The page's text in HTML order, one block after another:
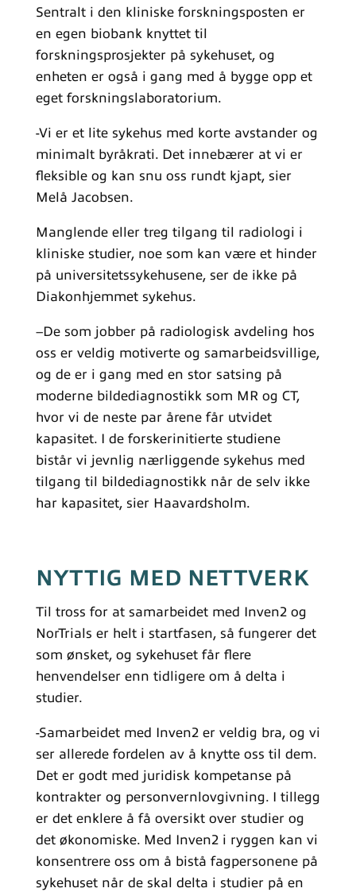
Sentralt i den kliniske forskningsposten er
en egen biobank knyttet til
forskningsprosjekter på sykehuset, og
enheten er også i gang med å bygge opp et
eget forskningslaboratorium.
-Vi er et lite sykehus med korte avstander og
minimalt byråkrati. Det innebærer at vi er
fleksible og kan snu oss rundt kjapt, sier
Melå Jacobsen.
Manglende eller treg tilgang til radiologi i
kliniske studier, noe som kan være et hinder
på universitetssykehusene, ser de ikke på
Diakonhjemmet sykehus.
–De som jobber på radiologisk avdeling hos
oss er veldig motiverte og samarbeidsvillige,
og de er i gang med en stor satsing på
moderne bildediagnostikk som MR og CT,
hvor vi de neste par årene får utvidet
kapasitet. I de forskerinitierte studiene
bistår vi jevnlig nærliggende sykehus med
tilgang til bildediagnostikk når de selv ikke
har kapasitet, sier Haavardsholm.
NYTTIG MED NETTVERK
Til tross for at samarbeidet med Inven2 og
NorTrials er helt i startfasen, så fungerer det
som ønsket, og sykehuset får flere
henvendelser enn tidligere om å delta i
studier.
-Samarbeidet med Inven2 er veldig bra, og vi
ser allerede fordelen av å knytte oss til dem.
Det er godt med juridisk kompetanse på
kontrakter og personvernlovgivning. I tillegg
er det enklere å få oversikt over studier og
det økonomiske. Med Inven2 i ryggen kan vi
konsentrere oss om å bistå fagpersonene på
sykehuset når de skal delta i studier på en